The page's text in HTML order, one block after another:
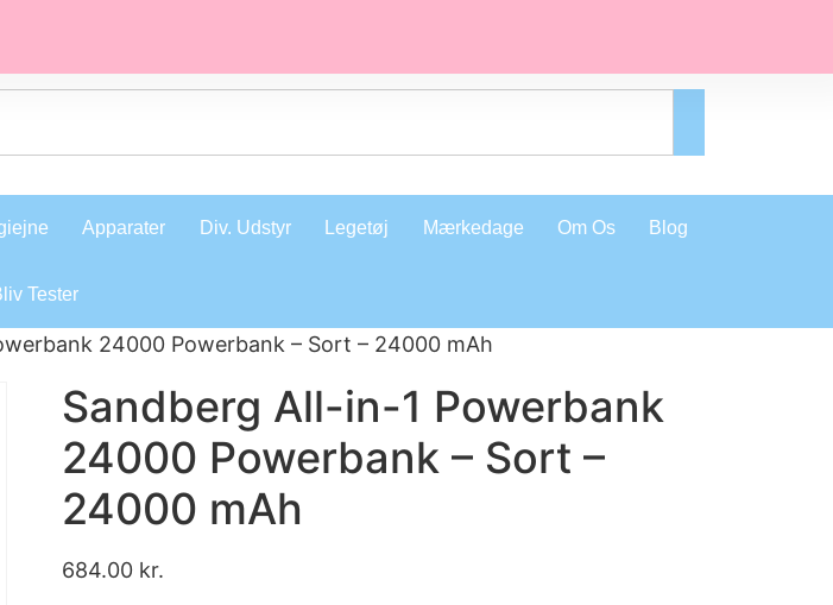
Apparater Div. Udstyr Legetøj Mærkedage Om Os Blog
Tester
24000 Powerbank – Sort – 24000 mAh
Sandberg All-in-1 Powerbank
24000 Powerbank – Sort –
24000 mAh
684.00 kr.